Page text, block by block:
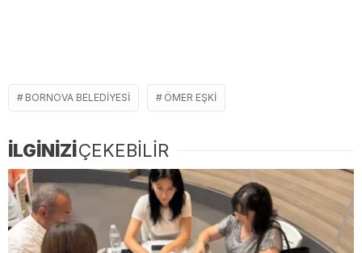
BORNOVA BELEDIYESI ÖMER EŞKI
İLGİNİZİÇEKEBİLİR